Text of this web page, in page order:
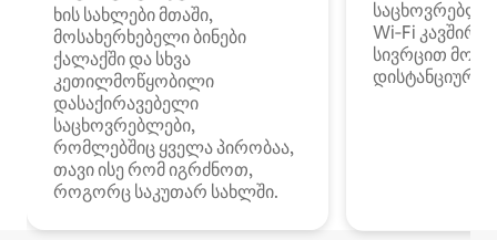
ხის სახლები მთაში,
მოსახერხებელი ბინები
ქალაქში და სხვა
კეთილმოწყობილი
დასაქირავებელი
საცხოვრებლები,
რომლებშიც ყველა პირობაა,
თავი ისე რომ იგრძნოთ,
როგორც საკუთარ სახლში.
Wi‑Fi
სივრცით
დისტანციური